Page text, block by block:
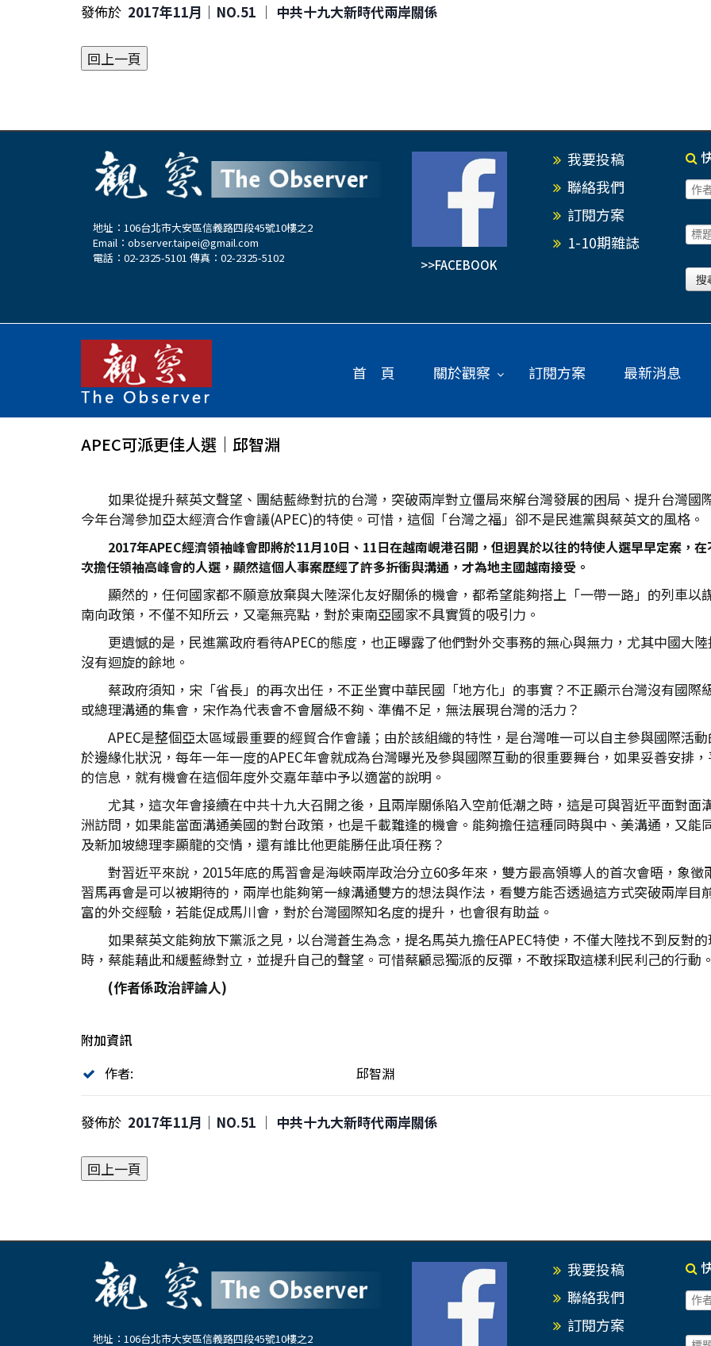
發佈於 2017年11月｜NO.51 │ 中共十九大新時代兩岸關係
地址：106台北市大安區信義路四段45號10樓之2
Email： observer.taipei@gmail.com
電話：02-2325-5101 傳真：02-2325-5102
>>FACEBOOK
我要投稿
聯絡我們
訂閱方案
1-10期雜誌
首 頁 關於觀察 訂閱方案 最新消息
APEC可派更佳人選｜邱智淵
如果從提升蔡英文聲望、團結藍綠對抗的台灣，突破兩岸對立僵局來解台灣發展的困局、提升台灣
今年台灣參加亞太經濟合作會議(APEC)的特使。可惜，這個「台灣之福」卻不是民進黨與蔡英文的風格。
2017年APEC經濟領袖峰會即將於11月10日、11日在越南峴港召開，但迥異於以往的特使人選早早定案，
次擔任領袖高峰會的人選，顯然這個人事案歷經了許多折衝與溝通，才為地主國越南接受。
顯然的，任何國家都不願意放棄與大陸深化友好關係的機會，都希望能夠搭上「一帶一路」的列車
南向政策，不僅不知所云，又毫無亮點，對於東南亞國家不具實質的吸引力。
更遺憾的是，民進黨政府看待APEC的態度，也正曝露了他們對外交事務的無心與無力，尤其中國大
沒有迴旋的餘地。
蔡政府須知，宋「省長」的再次出任，不正坐實中華民國「地方化」的事實？不正顯示台灣沒有國
或總理溝通的集會，宋作為代表會不會層級不夠、準備不足，無法展現台灣的活力？
APEC是整個亞太區域最重要的經貿合作會議；由於該組織的特性，是台灣唯一可以自主參與國際活
於邊緣化狀況，每年一年一度的APEC年會就成為台灣曝光及參與國際互動的很重要舞台，如果妥善安排
的信息，就有機會在這個年度外交嘉年華中予以適當的說明。
尤其，這次年會接續在中共十九大召開之後，且兩岸關係陷入空前低潮之時，這是可與習近平面對
洲訪問，如果能當面溝通美國的對台政策，也是千載難逢的機會。能夠擔任這種同時與中、美溝通，又
及新加坡總理李顯龍的交情，還有誰比他更能勝任此項任務？
對習近平來說，2015年底的馬習會是海峽兩岸政治分立60多年來，雙方最高領導人的首次會晤，象
習馬再會是可以被期待的，兩岸也能夠第一線溝通雙方的想法與作法，看雙方能否透過這方式突破兩岸
富的外交經驗，若能促成馬川會，對於台灣國際知名度的提升，也會很有助益。
如果蔡英文能夠放下黨派之見，以台灣蒼生為念，提名馬英九擔任APEC特使，不僅大陸找不到反對
時，蔡能藉此和緩藍綠對立，並提升自己的聲望。可惜蔡顧忌獨派的反彈，不敢採取這樣利民利己的行動
(作者係政治評論人)
附加資訊
作者:
邱智淵
發佈於 2017年11月｜NO.51 │ 中共十九大新時代兩岸關係
地址：106台北市大安區信義路四段45號10樓之2
我要投稿
聯絡我們
訂閱方案